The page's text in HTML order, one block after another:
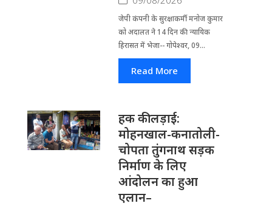
जेपी कंपनी के सुरक्षाकर्मी मनोज कुमार
को अदालत ने 14 दिन की न्यायिक
हिरासत में भेजा-- गोपेश्वर, 09...
Read More
हक की लड़ाई:
मोहनखाल-कनातोली-
चोपता तुंगनाथ सड़क
निर्माण के लिए
आंदोलन का हुआ
एलान–